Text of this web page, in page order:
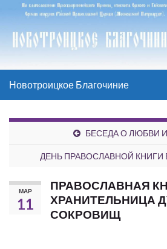
Новотроицкое Благочиние
БЕСЕДА О ЛЮБВИ
ДЕНЬ ПРАВОСЛАВНОЙ КНИГИ
МАР
11
ПРАВОСЛАВНАЯ
ХРАНИТЕЛЬНИЦА
СОКРОВИЩ